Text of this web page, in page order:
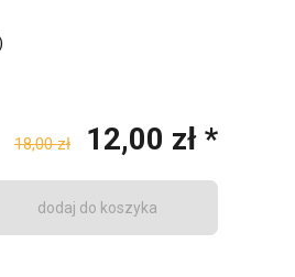
18,00 zł 12,00 zł *
dodaj do koszyka